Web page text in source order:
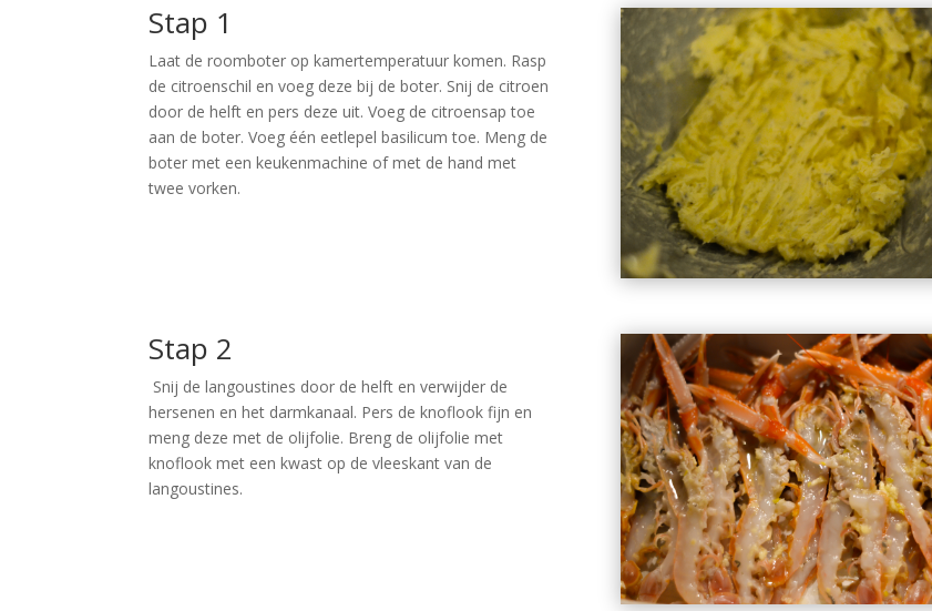
Stap 1
Laat de roomboter op kamertemperatuur komen. Rasp
de citroenschil en voeg deze bij de boter. Snij de citroen
door de helft en pers deze uit. Voeg de citroensap toe
aan de boter. Voeg één eetlepel basilicum toe. Meng de
boter met een keukenmachine of met de hand met
twee vorken.
Stap 2
Snij de langoustines door de helft en verwijder de
hersenen en het darmkanaal. Pers de knoflook fijn en
meng deze met de olijfolie. Breng de olijfolie met
knoflook met een kwast op de vleeskant van de
langoustines.